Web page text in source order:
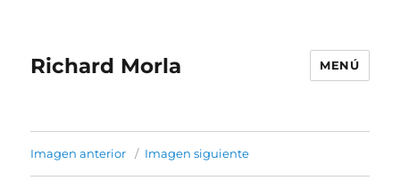
Richard Morla MENÚ
Imagen anterior Imagen siguiente